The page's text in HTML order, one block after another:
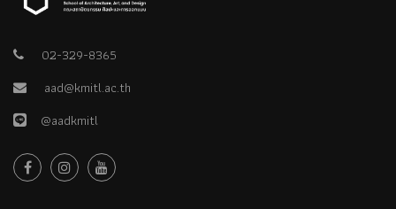
02-329-8365
aad@kmitl.ac.th
@aadkmitl